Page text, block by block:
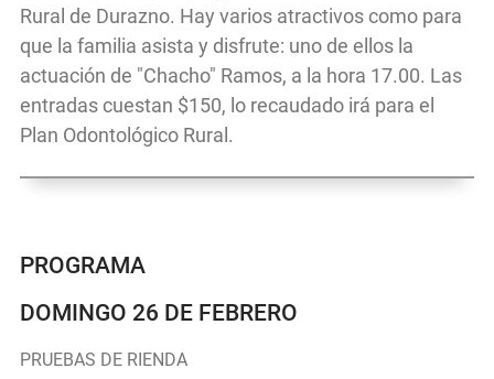
Rural de Durazno. Hay varios atractivos como para
que la familia asista y disfrute: uno de ellos la
actuación de "Chacho" Ramos, a la hora 17.00. Las
entradas cuestan $150, lo recaudado irá para el
Plan Odontológico Rural.
PROGRAMA
DOMINGO 26 DE FEBRERO
PRUEBAS DE RIENDA